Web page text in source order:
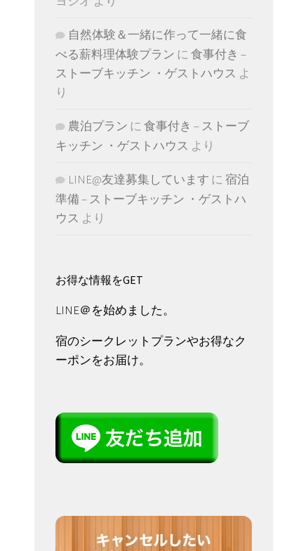
自然体験＆一緒に作って一緒に食
べる薪料理体験プラン に 食事付き –
ストーブキッチン ・ゲストハウス よ
り
農泊プラン に 食事付き – ストーブ
キッチン ・ゲストハウス より
LINE@友達募集しています に 宿泊
準備 – ストーブキッチン ・ゲストハ
ウス より
お得な情報をGET
LINE＠を始めました。
宿のシークレットプランやお得なク
ーポンをお届け。